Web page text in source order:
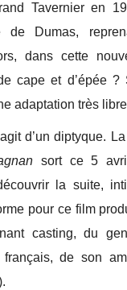
Tavernier en
de Dumas,
dans cette
cape et d’épée ?
adaptation très
d’un diptyque.
sort ce 5
la suite,
pour ce film
casting, du
de son